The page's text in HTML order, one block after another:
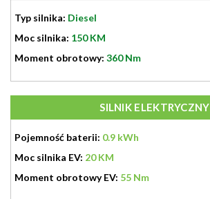
Typ silnika: Diesel
Moc silnika: 150 KM
Moment obrotowy: 360 Nm
SILNIK ELEKTRYCZNY
Pojemność baterii: 0.9 kWh
Moc silnika EV: 20 KM
Moment obrotowy EV: 55 Nm